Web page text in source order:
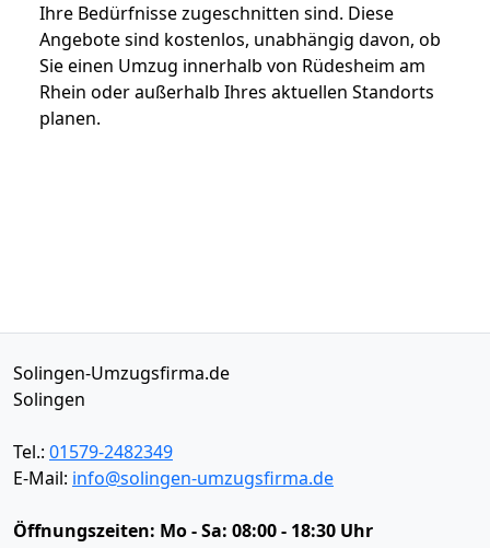
Ihre Bedürfnisse zugeschnitten sind. Diese
Angebote sind kostenlos, unabhängig davon, ob
Sie einen Umzug innerhalb von Rüdesheim am
Rhein oder außerhalb Ihres aktuellen Standorts
planen.
Solingen-Umzugsfirma.de
Solingen
Tel.: 01579-2482349
E-Mail: info@solingen-umzugsfirma.de
Öffnungszeiten: Mo - Sa: 08:00 - 18:30 Uhr